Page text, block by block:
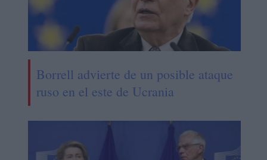
Borrell advierte de un posible ataque
ruso en el este de Ucrania